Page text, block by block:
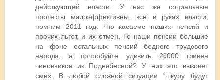
действующей власти. У нас же социальные
протесты малоэффективны, все в руках власти,
помним 2011 год. Что касаемо наших пенсий и
прочих льгот, и их отмен. То наши пенсии большие
на фоне остальных пенсий бедного трудового
народа, а попробуйте удивить 20000 гривен
чиновников из Поднебесной? У них это вызовет
смех. В любой сложной ситуации "шкуру будут